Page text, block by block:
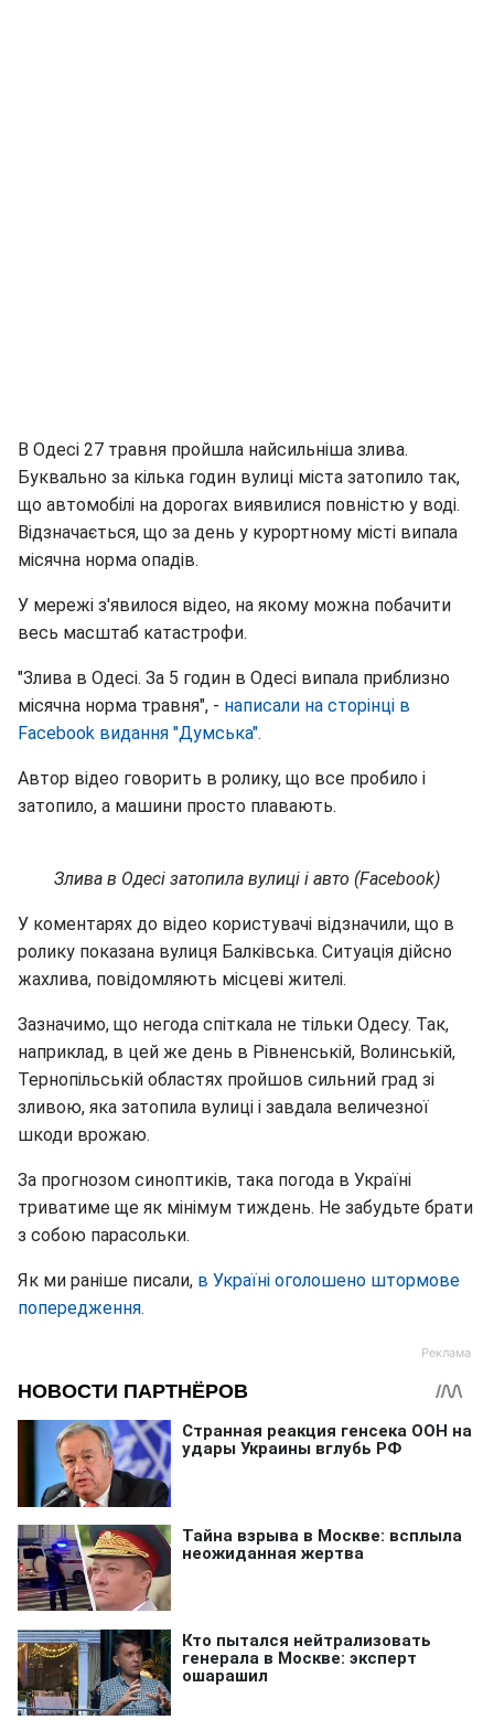
В Одесі 27 травня пройшла найсильніша злива.
Буквально за кілька годин вулиці міста затопило так,
що автомобілі на дорогах виявилися повністю у воді.
Відзначається, що за день у курортному місті випала
місячна норма опадів.
У мережі з'явилося відео, на якому можна побачити
весь масштаб катастрофи.
"Злива в Одесі. За 5 годин в Одесі випала приблизно
місячна норма травня", - написали на сторінці в
Facebook видання "Думська".
Автор відео говорить в ролику, що все пробило і
затопило, а машини просто плавають.
Злива в Одесі затопила вулиці і авто (Facebook)
У коментарях до відео користувачі відзначили, що в
ролику показана вулиця Балківська. Ситуація дійсно
жахлива, повідомляють місцеві жителі.
Зазначимо, що негода спіткала не тільки Одесу. Так,
наприклад, в цей же день в Рівненській, Волинській,
Тернопільській областях пройшов сильний град зі
зливою, яка затопила вулиці і завдала величезної
шкоди врожаю.
За прогнозом синоптиків, така погода в Україні
триватиме ще як мінімум тиждень. Не забудьте брати
з собою парасольки.
Як ми раніше писали, в Україні оголошено штормове
попередження.